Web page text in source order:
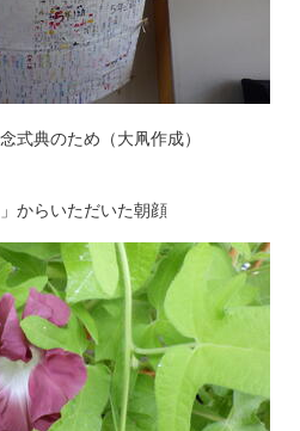
式典のため（大凧作成）
からいただいた朝顔